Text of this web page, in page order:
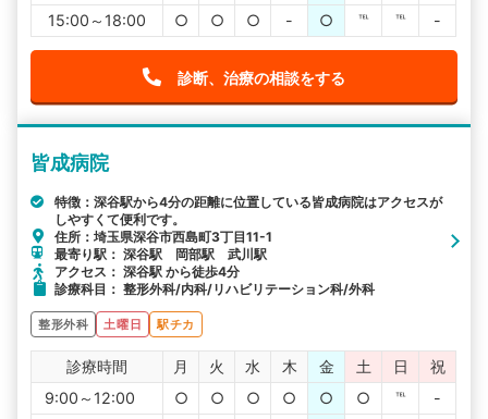
15:00～18:00
○ ○ ○ - ○ ℡ ℡ -
診断、治療の相談をする
皆成病院
特徴：深谷駅から4分の距離に位置している皆成病院はアクセスが
しやすくて便利です。
住所：埼玉県深谷市西島町3丁目11-1
最寄り駅： 深谷駅 岡部駅 武川駅
アクセス： 深谷駅 から徒歩4分
診療科目： 整形外科/内科/リハビリテーション科/外科
整形外科 土曜日 駅チカ
診療時間 月 火 水 木 金 土 日
祝
9:00～12:00
○ ○ ○ ○ ○ ○ ℡
-